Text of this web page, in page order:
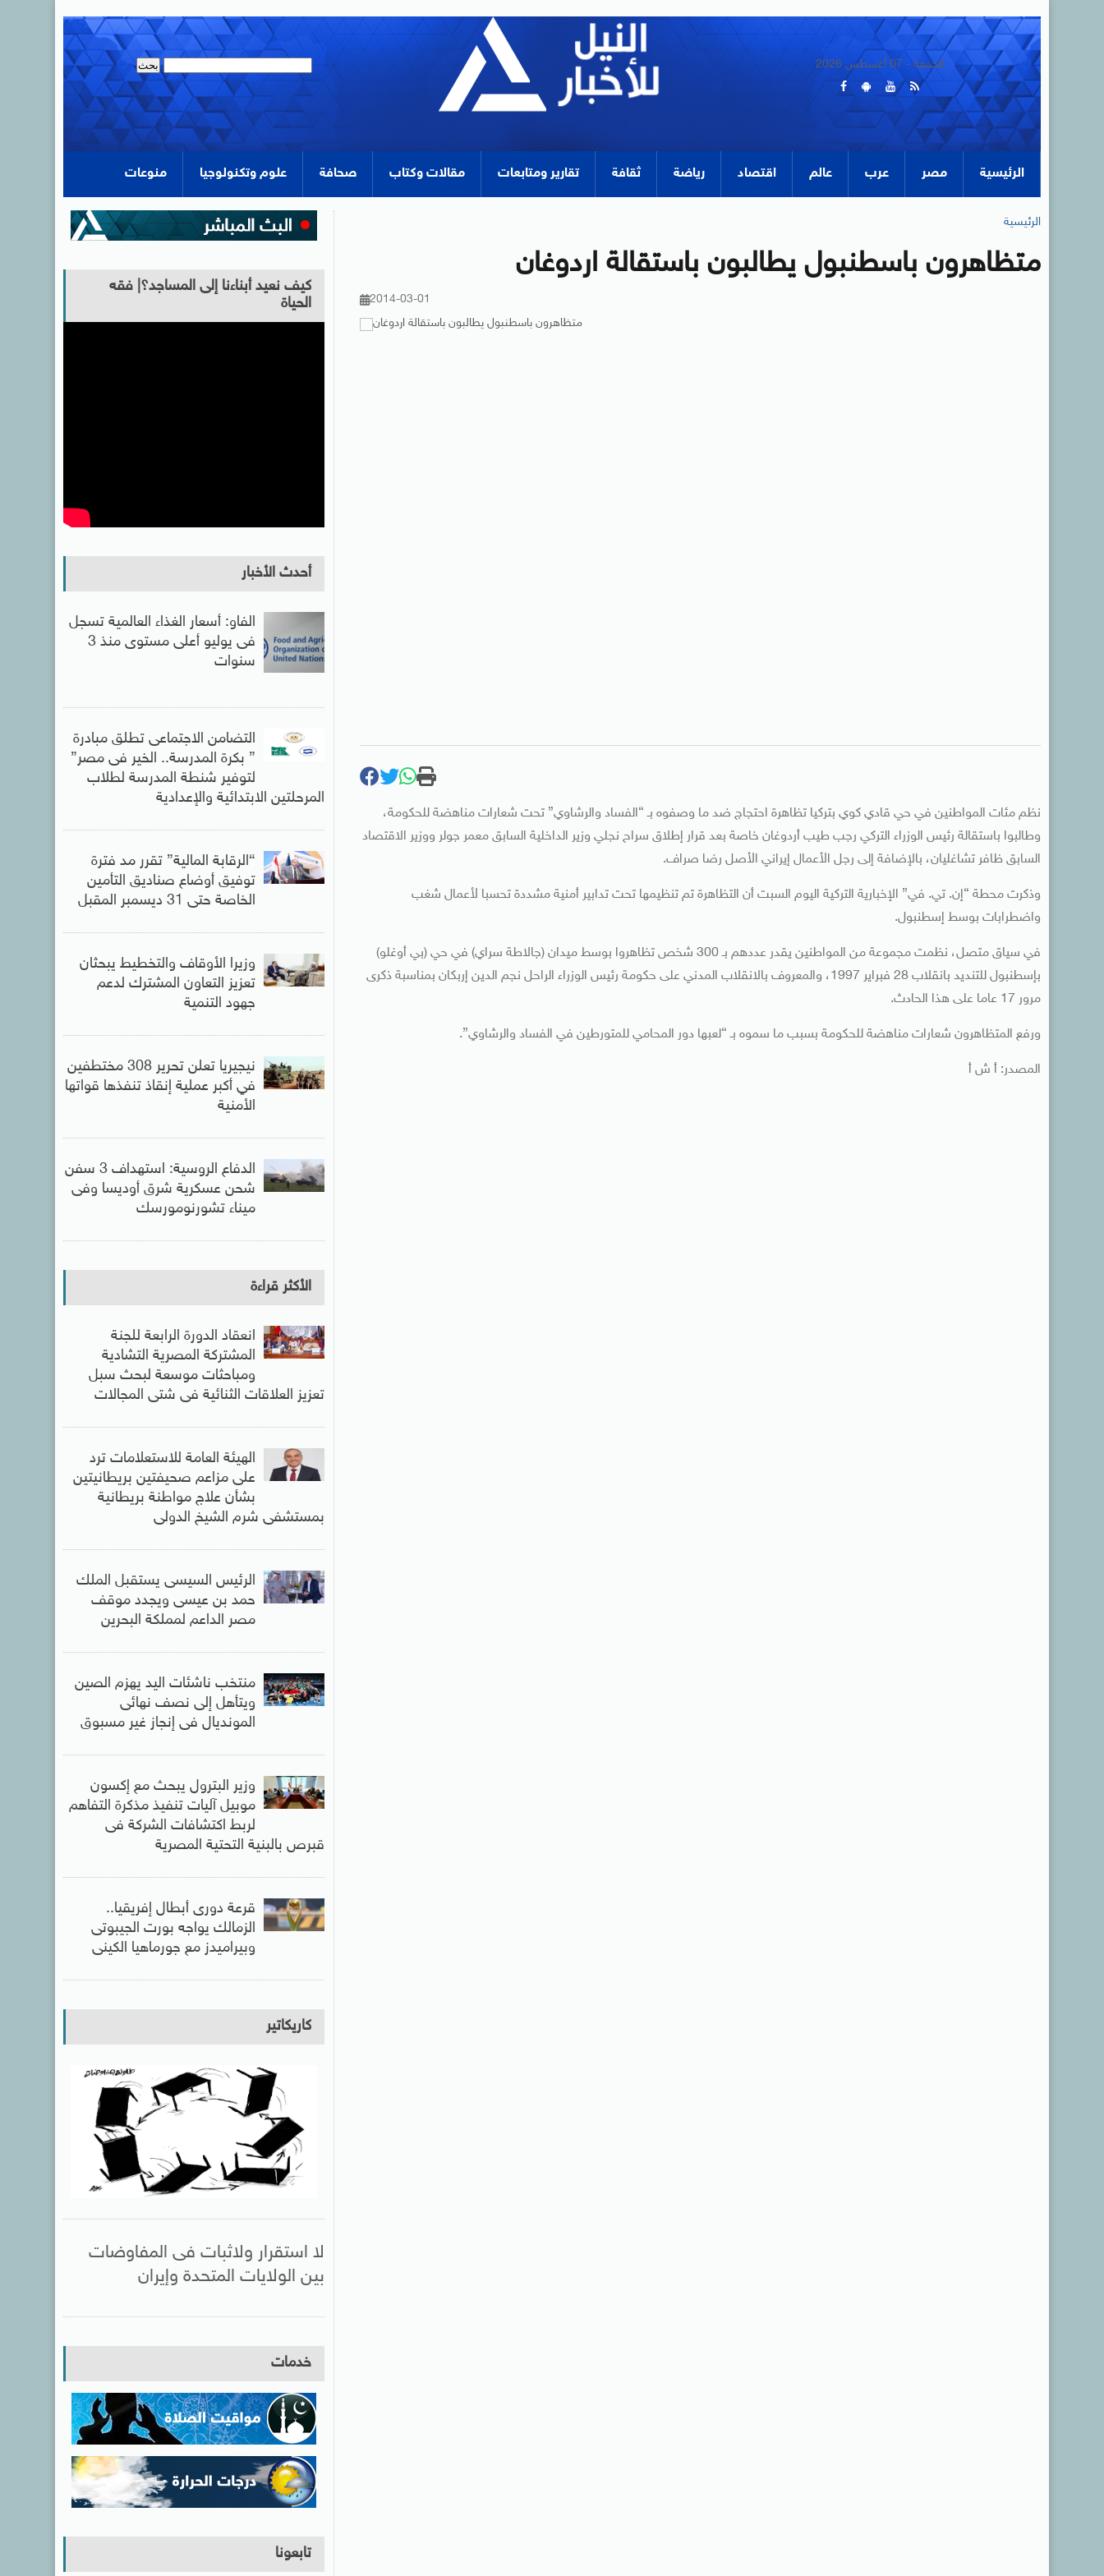
الجمعة - 07 أغسطس 2026
الرئيسية مصر عرب عالم اقتصاد رياضة ثقافة تقارير ومتابعات مقالات وكتاب صحافة علوم وتكنولوجيا منوعات
الرئيسية
متظاهرون باسطنبول يطالبون باستقالة اردوغان
2014-03-01
نظم مئات المواطنين في حي قادي كوي بتركيا تظاهرة احتجاج ضد ما وصفوه بـ “الفساد والرشاوي” تحت شعارات مناهضة للحكومة،
وطالبوا باستقالة رئيس الوزراء التركي رجب طيب أردوغان خاصة بعد قرار إطلاق سراح نجلي وزير الداخلية السابق معمر جولر ووزير الاقتصاد
السابق ظافر تشاغليان، بالإضافة إلى رجل الأعمال إيراني الأصل رضا صراف.
وذكرت محطة “إن. تي. في” الإخبارية التركية اليوم السبت أن التظاهرة تم تنظيمها تحت تدابير أمنية مشددة تحسبا لأعمال شغب
واضطرابات بوسط إسطنبول.
في سياق متصل، نظمت مجموعة من المواطنين يقدر عددهم بـ 300 شخص تظاهروا بوسط ميدان (جالاطة سراي) في حي (بي أوغلو)
بإسطنبول للتنديد بانقلاب 28 فبراير 1997، والمعروف بالانقلاب المدني على حكومة رئيس الوزراء الراحل نجم الدين إربكان بمناسبة ذكرى
مرور 17 عاما على هذا الحادث.
ورفع المتظاهرون شعارات مناهضة للحكومة بسبب ما سموه بـ “لعبها دور المحامي للمتورطين في الفساد والرشاوي”.
المصدر: أ ش أ
كيف نعيد أبناءنا إلى المساجد؟| فقه
الحياة
أحدث الأخبار
الفاو: أسعار الغذاء العالمية تسجل
فى يوليو أعلى مستوى منذ 3
سنوات
التضامن الاجتماعى تطلق مبادرة
” بكرة المدرسة.. الخير فى مصر”
لتوفير شنطة المدرسة لطلاب
المرحلتين الابتدائية والإعدادية
“الرقابة المالية” تقرر مد فترة
توفيق أوضاع صناديق التأمين
الخاصة حتى 31 ديسمبر المقبل
وزيرا الأوقاف والتخطيط يبحثان
تعزيز التعاون المشترك لدعم
جهود التنمية
نيجيريا تعلن تحرير 308 مختطفين
في أكبر عملية إنقاذ تنفذها قواتها
الأمنية
الدفاع الروسية: استهداف 3 سفن
شحن عسكرية شرق أوديسا وفى
ميناء تشورنومورسك
الأكثر قراءة
انعقاد الدورة الرابعة للجنة
المشتركة المصرية التشادية
ومباحثات موسعة لبحث سبل
تعزيز العلاقات الثنائية فى شتى المجالات
الهيئة العامة للاستعلامات ترد
على مزاعم صحيفتين بريطانيتين
بشأن علاج مواطنة بريطانية
بمستشفى شرم الشيخ الدولى
الرئيس السيسى يستقبل الملك
حمد بن عيسى ويجدد موقف
مصر الداعم لمملكة البحرين
منتخب ناشئات اليد يهزم الصين
ويتأهل إلى نصف نهائى
المونديال فى إنجاز غير مسبوق
وزير البترول يبحث مع إكسون
موبيل آليات تنفيذ مذكرة التفاهم
لربط اكتشافات الشركة فى
قبرص بالبنية التحتية المصرية
قرعة دورى أبطال إفريقيا..
الزمالك يواجه بورت الجيبوتى
وبيراميدز مع جورماهيا الكينى
كاريكاتير
لا استقرار ولاثبات فى المفاوضات
بين الولايات المتحدة وإيران
خدمات
تابعونا